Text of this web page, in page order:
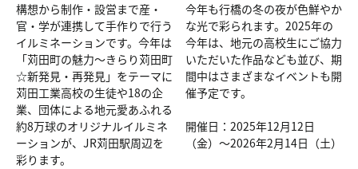
構想から制作・設営まで産・
官・学が連携して手作りで行う
イルミネーションです。今年は
「苅田町の魅力～きらり苅田町
☆新発見・再発見」をテーマに
苅田工業高校の生徒や18の企
業、団体による地元愛あふれる
約8万球のオリジナルイルミネ
ーションが、JR苅田駅周辺を
彩ります。
今年も行橋の冬の夜が色鮮やか
な光で彩られます。2025年の
今年は、地元の高校生にご協力
いただいた作品なども並び、期
間中はさまざまなイベントも開
催予定です。
開催日：2025年12月12日
（金）～2026年2月14日（土）